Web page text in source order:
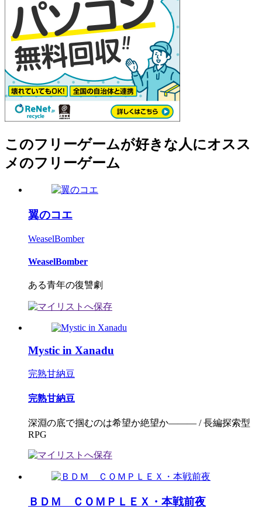
このフリーゲームが好きな人にオスス
メのフリーゲーム
翼のコエ
WeaselBomber
WeaselBomber
ある青年の復讐劇
Mystic in Xanadu
完熟甘納豆
完熟甘納豆
深淵の底で掴むのは希望か絶望か――― / 長編探索型
RPG
ＢＤＭ ＣＯＭＰＬＥＸ・本戦前夜